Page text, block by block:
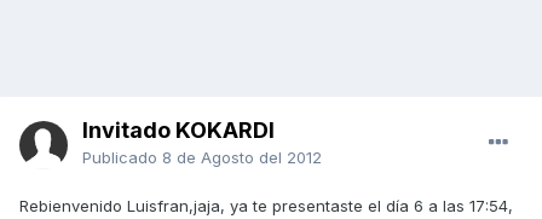
Invitado KOKARDI
Publicado 8 de Agosto del 2012
Rebienvenido Luisfran,jaja, ya te presentaste el día 6 a las 17:54,